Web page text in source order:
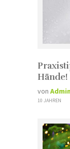
Hände!
von Admin
10 JAHREN